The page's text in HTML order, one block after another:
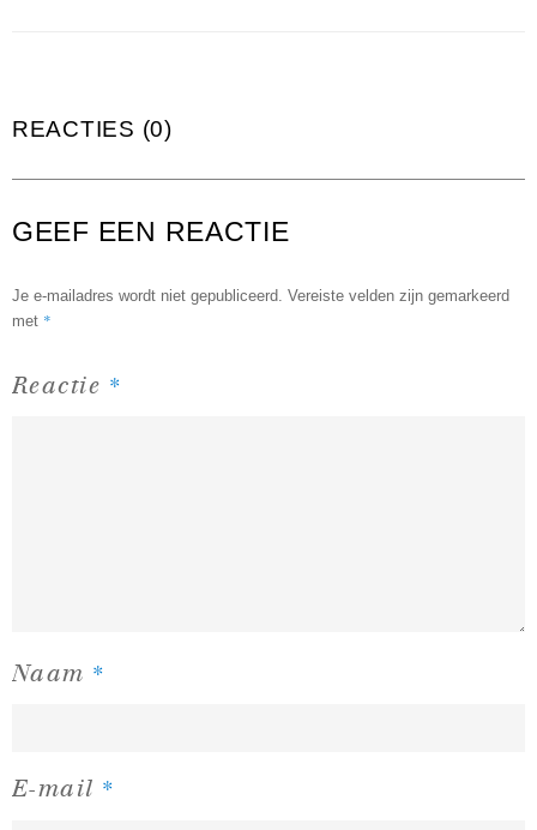
REACTIES (0)
GEEF EEN REACTIE
Je e-mailadres wordt niet gepubliceerd. Vereiste velden zijn gemarkeerd
met *
Reactie *
Naam *
E-mail *